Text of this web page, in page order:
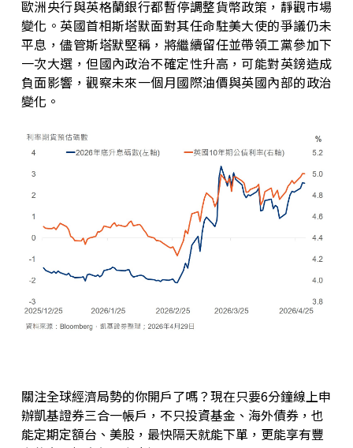
歐洲央行與英格蘭銀行都暫停調整貨幣政策，靜觀市場
變化。英國首相斯塔默面對其任命駐美大使的爭議仍未
平息，儘管斯塔默堅稱，將繼續留任並帶領工黨參加下
一次大選，但國內政治不確定性升高，可能對英鎊造成
負面影響，觀察未來一個月國際油價與英國內部的政治
變化。
關注全球經濟局勢的你開戶了嗎？現在只要6分鐘線上申
辦凱基證券三合一帳戶，不只投資基金、海外債券，也
能定期定額台、美股，最快隔天就能下單，更能享有豐